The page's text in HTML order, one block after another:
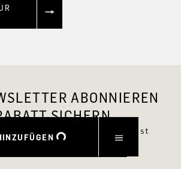
ABONNIEREN
SICHERN.
immer up to date und verpasst
im DRYKORN Online Shop.